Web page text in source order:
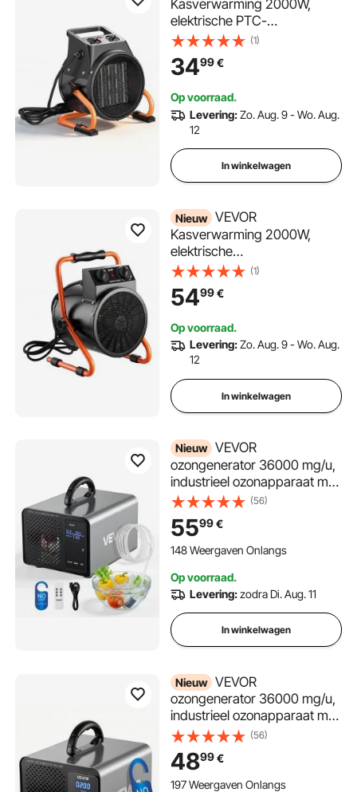
Kasverwarming 2000W,
elektrische PTC-
ventilatorverwarming met
ventilatorfunctie en 2
warmtestanden, draagbare
oververhittingsbeveiliging en
15° instelbare
verwarmingshoek,
elektrische verwarming voor
tuinhuisjes
(1)
3499€
Op voorraad.
Levering:Zo. Aug. 9 - Wo. Aug.
12
In winkelwagen
Nieuw VEVOR
Kasverwarming 2000W,
elektrische
ventilatorverwarming met
verwarmings- en
ventilatorstanden, draagbare
oververhittingsbeveiliging,
25° instelbare
verwarmingshoek en IPX4-
classificatie, elektrische
verwarming voor tuinhuisje,
kantoor en thuis.
(1)
5499€
Op voorraad.
Levering:Zo. Aug. 9 - Wo. Aug.
12
In winkelwagen
Nieuw VEVOR
ozongenerator 36000 mg/u,
industrieel ozonapparaat met
15 seconden startvertraging,
waterozonering en
afstandsbediening, ozonator
voor max. 300 m²,
geuren in auto's, hotels en
appartementen
(56)
5599€
148 Weergaven Onlangs
Op voorraad.
Levering:zodra Di. Aug. 11
In winkelwagen
Nieuw VEVOR
ozongenerator 36000 mg/u,
industrieel ozonapparaat met
15 seconden startvertraging,
120 minuten timer en
draaiknop, ozonator voor
max. 300 m²,
(56)
4899€
197 Weergaven Onlangs